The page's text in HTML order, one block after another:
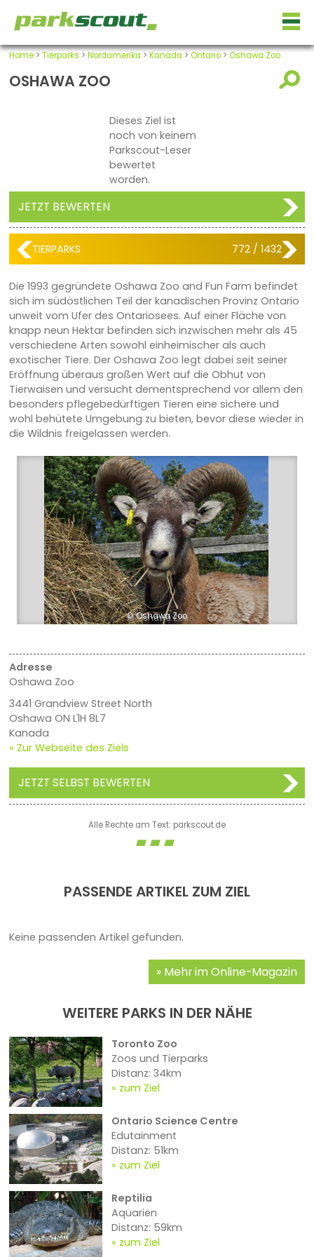
Home> Tierparks > Nordamerika > Kanada > Ontario> Oshawa Zoo
OSHAWA ZOO
Dieses Ziel ist
noch von keinem
Parkscout-Leser
bewertet
worden.
JETZT BEWERTEN
TIERPARKS 772 / 1432
Die 1993 gegründete Oshawa Zoo and Fun Farm befindet
sich im südöstlichen Teil der kanadischen Provinz Ontario
unweit vom Ufer des Ontariosees. Auf einer Fläche von
knapp neun Hektar befinden sich inzwischen mehr als 45
verschiedene Arten sowohl einheimischer als auch
exotischer Tiere. Der Oshawa Zoo legt dabei seit seiner
Eröffnung überaus großen Wert auf die Obhut von
Tierwaisen und versucht dementsprechend vor allem den
besonders pflegebedürftigen Tieren eine sichere und
wohl behütete Umgebung zu bieten, bevor diese wieder in
die Wildnis freigelassen werden.
© Oshawa Zoo
Adresse
Oshawa Zoo
3441 Grandview Street North
Oshawa ON L1H 8L7
Kanada
» Zur Webseite des Ziels
JETZT SELBST BEWERTEN
Alle Rechte am Text: parkscout.de
PASSENDE ARTIKEL ZUM ZIEL
Keine passenden Artikel gefunden.
Mehr im Online-Magazin
WEITERE PARKS IN DER NÄHE
Toronto Zoo
Zoos und Tierparks
Distanz: 34km
zum Ziel
Ontario Science Centre
Edutainment
Distanz: 51km
zum Ziel
Reptilia
Aquarien
Distanz: 59km
zum Ziel